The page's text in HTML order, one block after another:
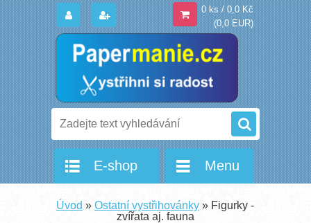
0 ks / 0,0 Kč
(0,0 EUR)
E-shop Menu
Úvod » Ostatní vystřihovánky » Figurky -
zvířata aj. fauna